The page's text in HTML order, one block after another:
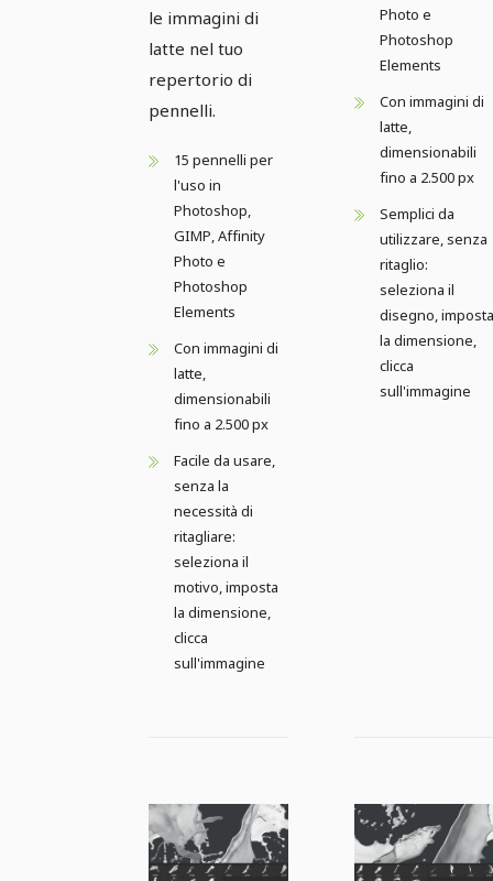
le immagini di
latte nel tuo
repertorio di
pennelli.
15 pennelli per
l'uso in
Photoshop,
GIMP, Affinity
Photo e
Photoshop
Elements
Con immagini di
latte,
dimensionabili
fino a 2.500 px
Facile da usare,
senza la
necessità di
ritagliare:
seleziona il
motivo, imposta
la dimensione,
clicca
sull'immagine
Photo e
Photoshop
Elements
Con immagini di
latte,
dimensionabili
fino a 2.500 px
Semplici da
utilizzare, senza
ritaglio:
seleziona il
disegno, imposta
la dimensione,
clicca
sull'immagine